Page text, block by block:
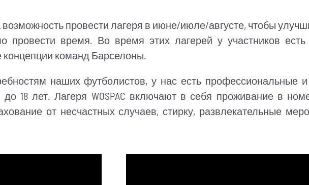
возможность провести лагеря в июне/июле/августе, чтобы
провести время. Во время этих лагерей у участников есть
концепции команд Барселоны.
наших футболистов, у нас есть профессиональные и
18 лет. Лагеря WOSPAC включают в себя проживание в
от несчастных случаев, стирку, развлекательные